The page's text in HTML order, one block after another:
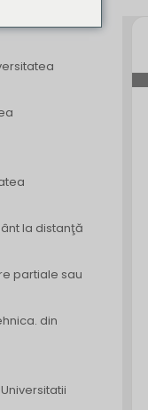
la distanţă
partiale sau
din